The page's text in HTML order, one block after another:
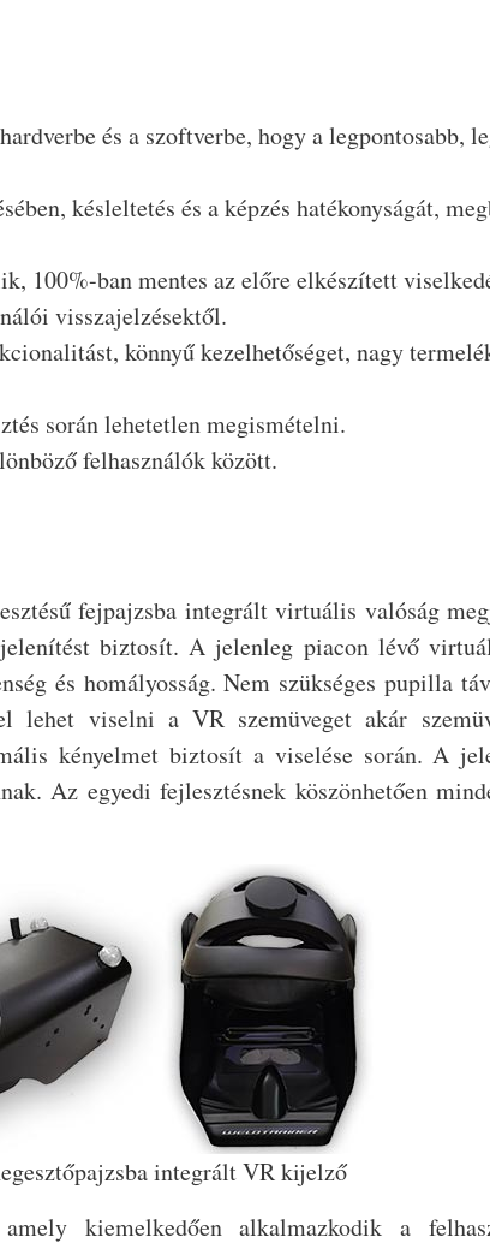
és a szoftverbe, hogy a legpontosabb,
késleltetés és a képzés hatékonyságát,
100%-ban mentes az előre elkészített
visszajelzésektől.
könnyű kezelhetőséget, nagy
során lehetetlen megismételni.
felhasználók között.
fejpajzsba integrált virtuális valóság
biztosít. A jelenleg piacon lévő
és homályosság. Nem szükséges pupilla
lehet viselni a VR szemüveget akár
kényelmet biztosít a viselése során. A
Az egyedi fejlesztésnek köszönhetően
integrált VR kijelző
kiemelkedően alkalmazkodik a